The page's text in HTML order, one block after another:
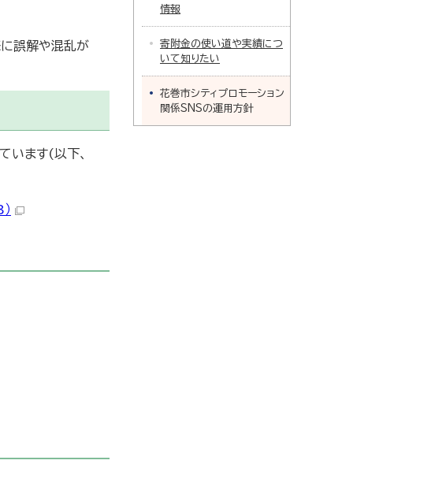
誤解や混乱が
います(以下、
情報
寄附金の使い道や実績につ
いて知りたい
花巻市シティプロモーション
関係SNSの運用方針